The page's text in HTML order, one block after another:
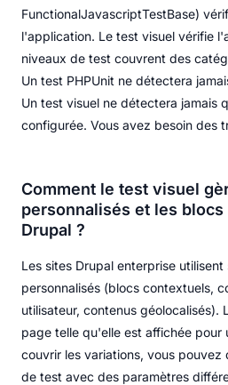
FunctionalJavascriptTestBase)
l'application. Le test visuel vérifie
niveaux de test couvrent des
Un test PHPUnit ne détectera
Un test visuel ne détectera jamais
configurée. Vous avez besoin des
Comment le test visuel
personnalisés et les
Drupal ?
Les sites Drupal enterprise
personnalisés (blocs contextuels,
utilisateur, contenus géolocalisés).
page telle qu'elle est affichée pour
couvrir les variations, vous pouvez
de test avec des paramètres